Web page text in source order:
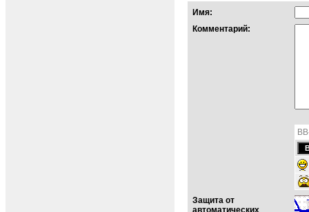
Имя:
Комментарий:
Защита от
автоматических